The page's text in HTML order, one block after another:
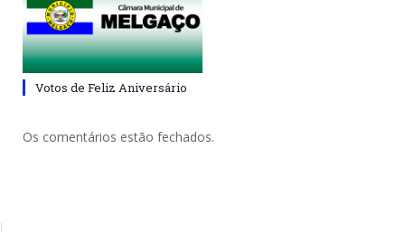
Votos de Feliz Aniversário
Os comentários estão fechados.